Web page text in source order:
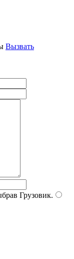
Вызвать
Грузовик.